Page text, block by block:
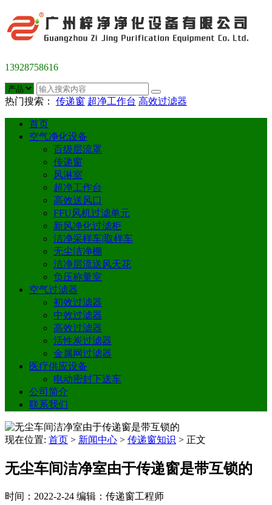
13928758616
热门搜索： 传递窗 超净工作台 高效过滤器
首页
空气净化设备
百级层流罩
传递窗
风淋室
超净工作台
高效送风口
FFU风机过滤单元
新风净化过滤柜
洁净采样车|取样车
无尘洁净棚
洁净层流送风天花
负压称量室
空气过滤器
初效过滤器
中效过滤器
高效过滤器
活性炭过滤器
金属网过滤器
医疗供应设备
电动密封下送车
公司简介
联系我们
现在位置: 首页 > 新闻中心 > 传递窗知识 > 正文
无尘车间洁净室由于传递窗是带互锁的
时间：2022-2-24 编辑：传递窗工程师